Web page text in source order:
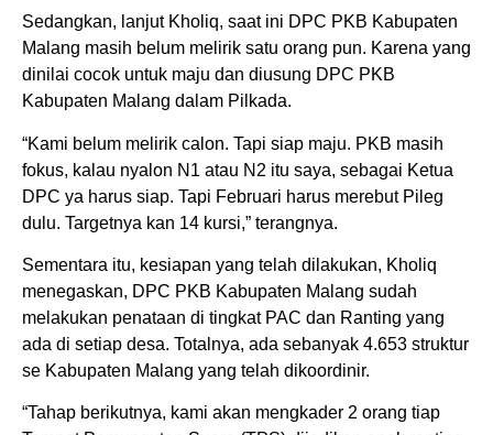
Sedangkan, lanjut Kholiq, saat ini DPC PKB Kabupaten
Malang masih belum melirik satu orang pun. Karena yang
dinilai cocok untuk maju dan diusung DPC PKB
Kabupaten Malang dalam Pilkada.
“Kami belum melirik calon. Tapi siap maju. PKB masih
fokus, kalau nyalon N1 atau N2 itu saya, sebagai Ketua
DPC ya harus siap. Tapi Februari harus merebut Pileg
dulu. Targetnya kan 14 kursi,” terangnya.
Sementara itu, kesiapan yang telah dilakukan, Kholiq
menegaskan, DPC PKB Kabupaten Malang sudah
melakukan penataan di tingkat PAC dan Ranting yang
ada di setiap desa. Totalnya, ada sebanyak 4.653 struktur
se Kabupaten Malang yang telah dikoordinir.
“Tahap berikutnya, kami akan mengkader 2 orang tiap